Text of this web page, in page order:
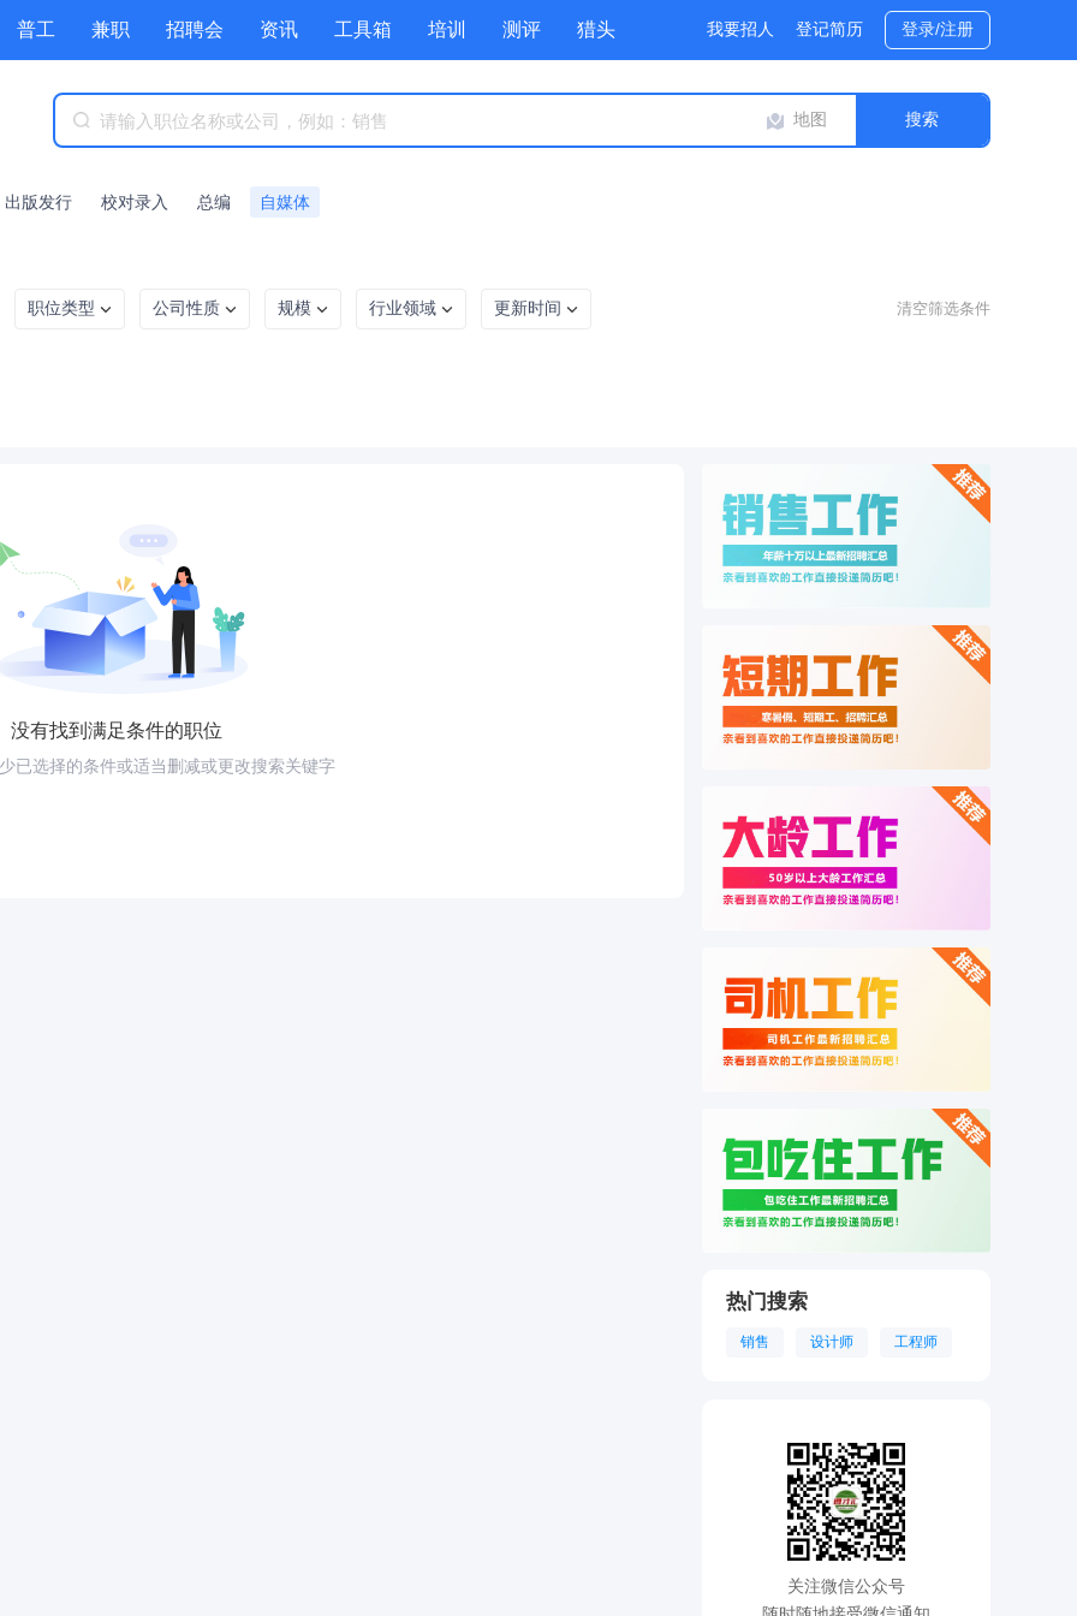
普工 兼职 招聘会 资讯 工具箱 培训 测评 猎头 我要招人 登记简历 登录/注册
地图
出版发行 校对录入 总编 自媒体
职位类型 公司性质 规模 行业领域 更新时间 清空筛选条件
没有找到满足条件的职位
已选择的条件或适当删减或更改搜索关键字
热门搜索
销售 设计师 工程师
关注微信公众号